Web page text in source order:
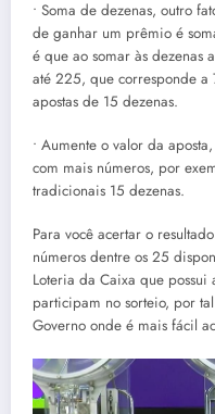
• Soma de dezenas, outro
de ganhar um prêmio é
é que ao somar às dezenas
até 225, que corresponde a
apostas de 15 dezenas.
• Aumente o valor da
com mais números, por
tradicionais 15 dezenas.
Para você acertar o
números dentre os 25
Loteria da Caixa que
participam no sorteio, por
Governo onde é mais fácil